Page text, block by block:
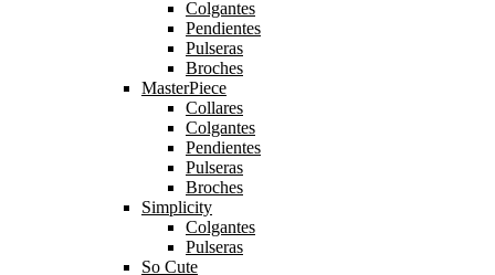
Colgantes
Pendientes
Pulseras
Broches
MasterPiece
Collares
Colgantes
Pendientes
Pulseras
Broches
Simplicity
Colgantes
Pulseras
So Cute